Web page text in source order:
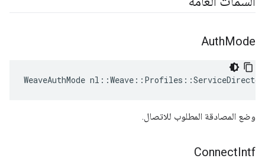
AuthMode
WeaveAuthMode
وضع المصادقة المطلوب للاتصال.
ConnectIntf